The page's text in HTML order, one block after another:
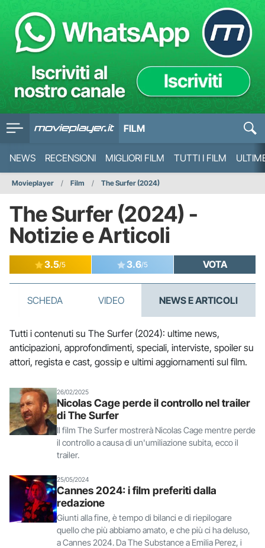
FILM
NEWS RECENSIONI MIGLIORI FILM TUTTI I FILM
Movieplayer Film The Surfer (2024)
The Surfer (2024) -
Notizie e Articoli
3.5/5 3.6/5 VOTA
SCHEDA VIDEO NEWS E ARTICOLI
Tutti i contenuti su The Surfer (2024): ultime news,
anticipazioni, approfondimenti, speciali, interviste, spoiler su
attori, regista e cast, gossip e ultimi aggiornamenti sul film.
26/02/2025
Nicolas Cage perde il controllo nel trailer
di The Surfer
Il film The Surfer mostrerà Nicolas Cage mentre perde
il controllo a causa di un'umiliazione subita, ecco il
trailer.
25/05/2024
Cannes 2024: i film preferiti dalla
redazione
Giunti alla fine, è tempo di bilanci e di riepilogare
quello che più abbiamo amato, e che più ci ha deluso,
a Cannes 2024. Da The Substance a Emilia Perez, i